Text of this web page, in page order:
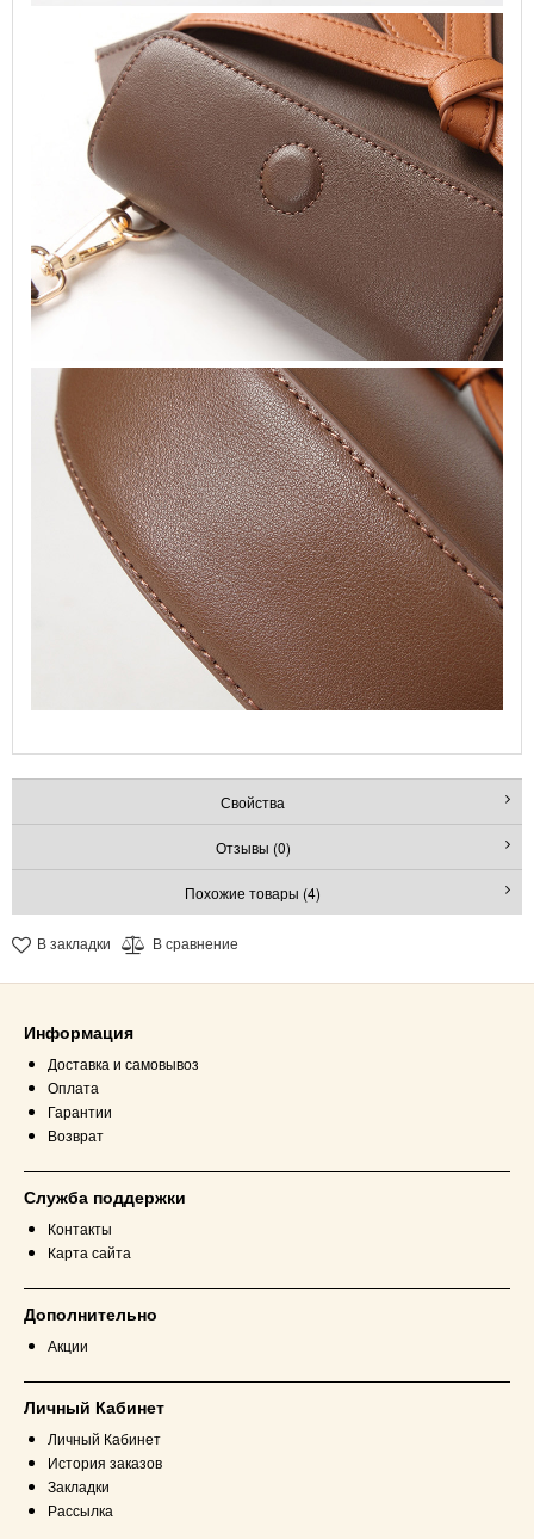
Свойства
Отзывы (0)
Похожие товары (4)
В закладки В сравнение
Информация
Доставка и самовывоз
Оплата
Гарантии
Возврат
Служба поддержки
Контакты
Карта сайта
Дополнительно
Акции
Личный Кабинет
Личный Кабинет
История заказов
Закладки
Рассылка